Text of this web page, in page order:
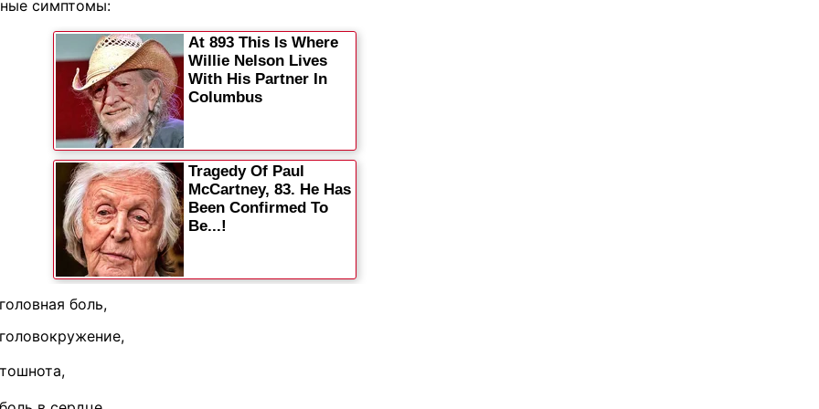
симптомы:
головная боль,
головокружение,
тошнота,